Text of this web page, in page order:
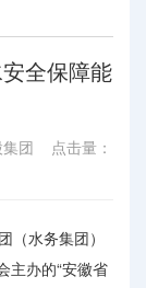
全保障能
团 点击量：
水务集团）
主办的“安徽省